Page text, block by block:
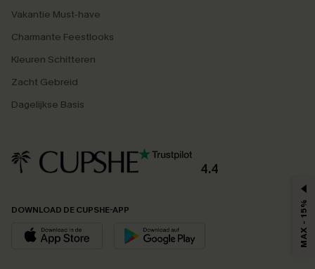
Vakantie Must-have
Charmante Feestlooks
Kleuren Schitteren
Zacht Gebreid
Dagelijkse Basis
4.4
DOWNLOAD DE CUPSHE-APP MAX - 15%